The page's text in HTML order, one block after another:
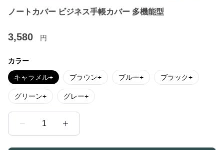
ノートカバー ビジネス手帳カバー 多機能型
3,580 円
カラー
キャラメル+ ブラウン+ ブルー+ ブラック+
グリーン+ グレー+
1